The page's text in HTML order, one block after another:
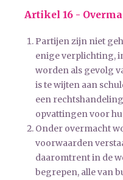
Artikel 16 -
Partijen zijn niet
enige verplichting,
worden als gevolg
is te wijten aan
een
opvattingen voor
Onder overmacht
voorwaarden
daaromtrent in de
begrepen, alle van